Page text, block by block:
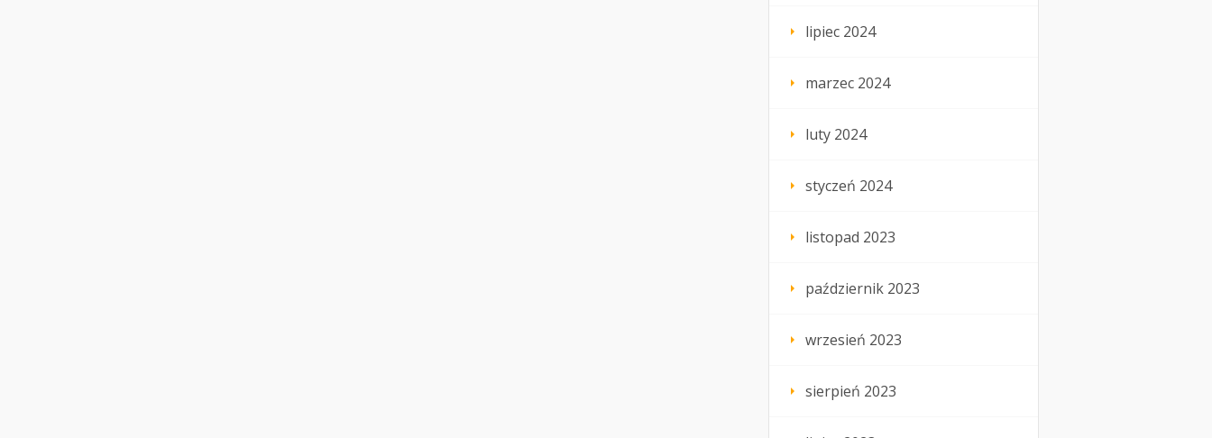
lipiec 2024
marzec 2024
luty 2024
styczeń 2024
listopad 2023
październik 2023
wrzesień 2023
sierpień 2023